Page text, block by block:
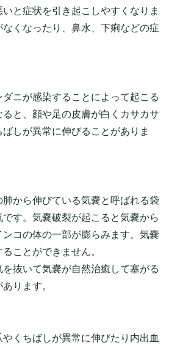
と症状を引き起こしやすくなりま
くなったり、鼻水、下痢などの症
ニが感染することによって起こる
と、顔や足の皮膚が白くカサカサ
しが異常に伸びることがありま
から伸びている気嚢と呼ばれる袋
す。気嚢破裂が起こると気嚢から
コの体の一部が膨らみます。気嚢
ことができません。
抜いて気嚢が自然治癒して塞がる
ります。
くちばしが異常に伸びたり内出血